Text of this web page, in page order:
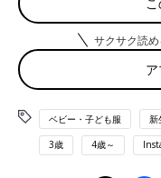
サクサク読
ベビー・子ども服 新
3歳 4歳～